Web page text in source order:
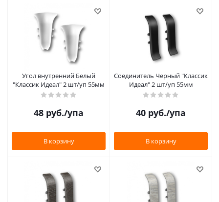
Угол внутренний Белый
"Классик Идеал" 2 шт/уп 55мм
48 руб./упа
В корзину
Соединитель Черный "Классик
Идеал" 2 шт/уп 55мм
40 руб./упа
В корзину